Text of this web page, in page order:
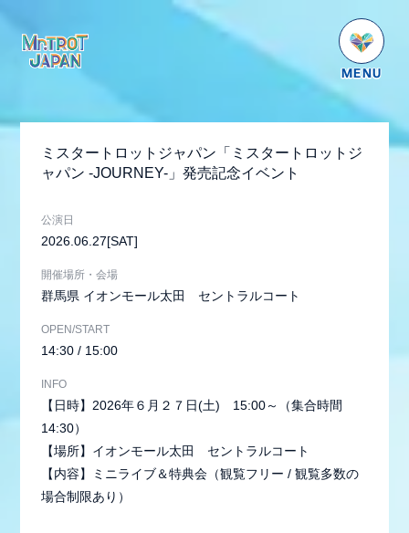
NEWS
SCHEDULE
VIDEO
GOODS
番組紹介
ミスタートロットジャパン「ミスタートロットジ
ャパン -JOURNEY-」発売記念イベント
公演日
2026.06.27[SAT]
開催場所・会場
群馬県 イオンモール太田 セントラルコート
OPEN/START
14:30 / 15:00
INFO
【日時】2026年６月２７日(土) 15:00～（集合時間
14:30）
【場所】イオンモール太田 セントラルコート
【内容】ミニライブ＆特典会（観覧フリー / 観覧多数の
場合制限あり）